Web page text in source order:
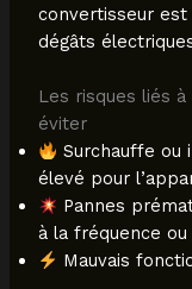
convertisseur
dégâts
Les risques liés
éviter
Surchauffe ou
élevé pour
Pannes
à la fréquence ou
Mauvais